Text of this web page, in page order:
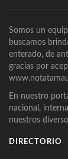
Somos un
buscamos
enterado, de
gracias por
En nuestro
nacional,
nuestros
DIRECTORIO